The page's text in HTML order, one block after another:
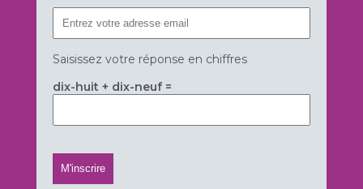
Saisissez votre réponse en chiffres
dix-huit + dix-neuf =